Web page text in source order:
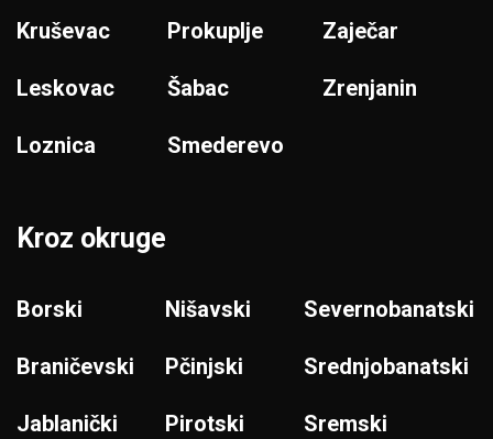
Kruševac
Leskovac
Loznica
Prokuplje
Šabac
Smederevo
Zaječar
Zrenjanin
Kroz okruge
Borski
Braničevski
Jablanički
Nišavski
Pčinjski
Pirotski
Severnobanatski
Srednjobanatski
Sremski